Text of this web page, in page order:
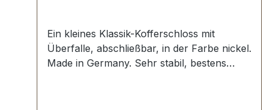
Ein kleines Klassik-Kofferschloss mit
Überfalle, abschließbar, in der Farbe nickel.
Made in Germany. Sehr stabil, bestens